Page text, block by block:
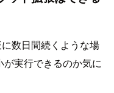
数日間続くような場
実行できるのか気に